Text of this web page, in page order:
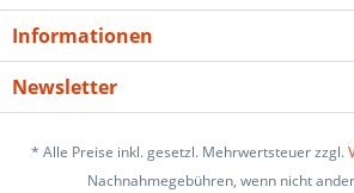
Informationen
Newsletter
* Alle Preise inkl. gesetzl. Mehrwertsteuer zzgl.
Nachnahmegebühren, wenn nicht